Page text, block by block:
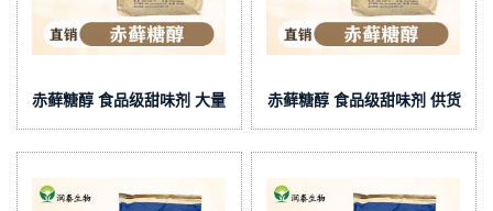
赤藓糖醇 食品级甜味剂 大量 赤藓糖醇 食品级甜味剂 供货